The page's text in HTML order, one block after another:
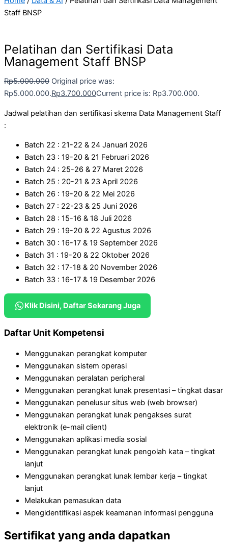
Staff BNSP
Pelatihan dan Sertifikasi Data
Management Staff BNSP
Rp5.000.000 Original price was:
Rp5.000.000.Rp3.700.000Current price is: Rp3.700.000.
Jadwal pelatihan dan sertifikasi skema Data Management Staff
:
Batch 22 : 21-22 & 24 Januari 2026
Batch 23 : 19-20 & 21 Februari 2026
Batch 24 : 25-26 & 27 Maret 2026
Batch 25 : 20-21 & 23 April 2026
Batch 26 : 19-20 & 22 Mei 2026
Batch 27 : 22-23 & 25 Juni 2026
Batch 28 : 15-16 & 18 Juli 2026
Batch 29 : 19-20 & 22 Agustus 2026
Batch 30 : 16-17 & 19 September 2026
Batch 31 : 19-20 & 22 Oktober 2026
Batch 32 : 17-18 & 20 November 2026
Batch 33 : 16-17 & 19 Desember 2026
Klik Disini, Daftar Sekarang Juga
Daftar Unit Kompetensi
Menggunakan perangkat komputer
Menggunakan sistem operasi
Menggunakan peralatan peripheral
Menggunakan perangkat lunak presentasi – tingkat dasar
Menggunakan penelusur situs web (web browser)
Menggunakan perangkat lunak pengakses surat
elektronik (e-mail client)
Menggunakan aplikasi media sosial
Menggunakan perangkat lunak pengolah kata – tingkat
lanjut
Menggunakan perangkat lunak lembar kerja – tingkat
lanjut
Melakukan pemasukan data
Mengidentifikasi aspek keamanan informasi pengguna
Sertifikat yang anda dapatkan